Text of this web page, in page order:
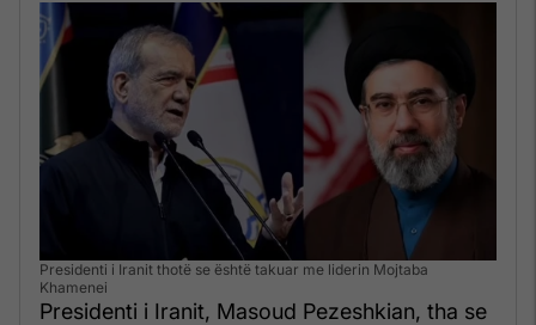
Presidenti i Iranit thotë se është takuar me liderin Mojtaba
Khamenei
Presidenti i Iranit, Masoud Pezeshkian, tha se